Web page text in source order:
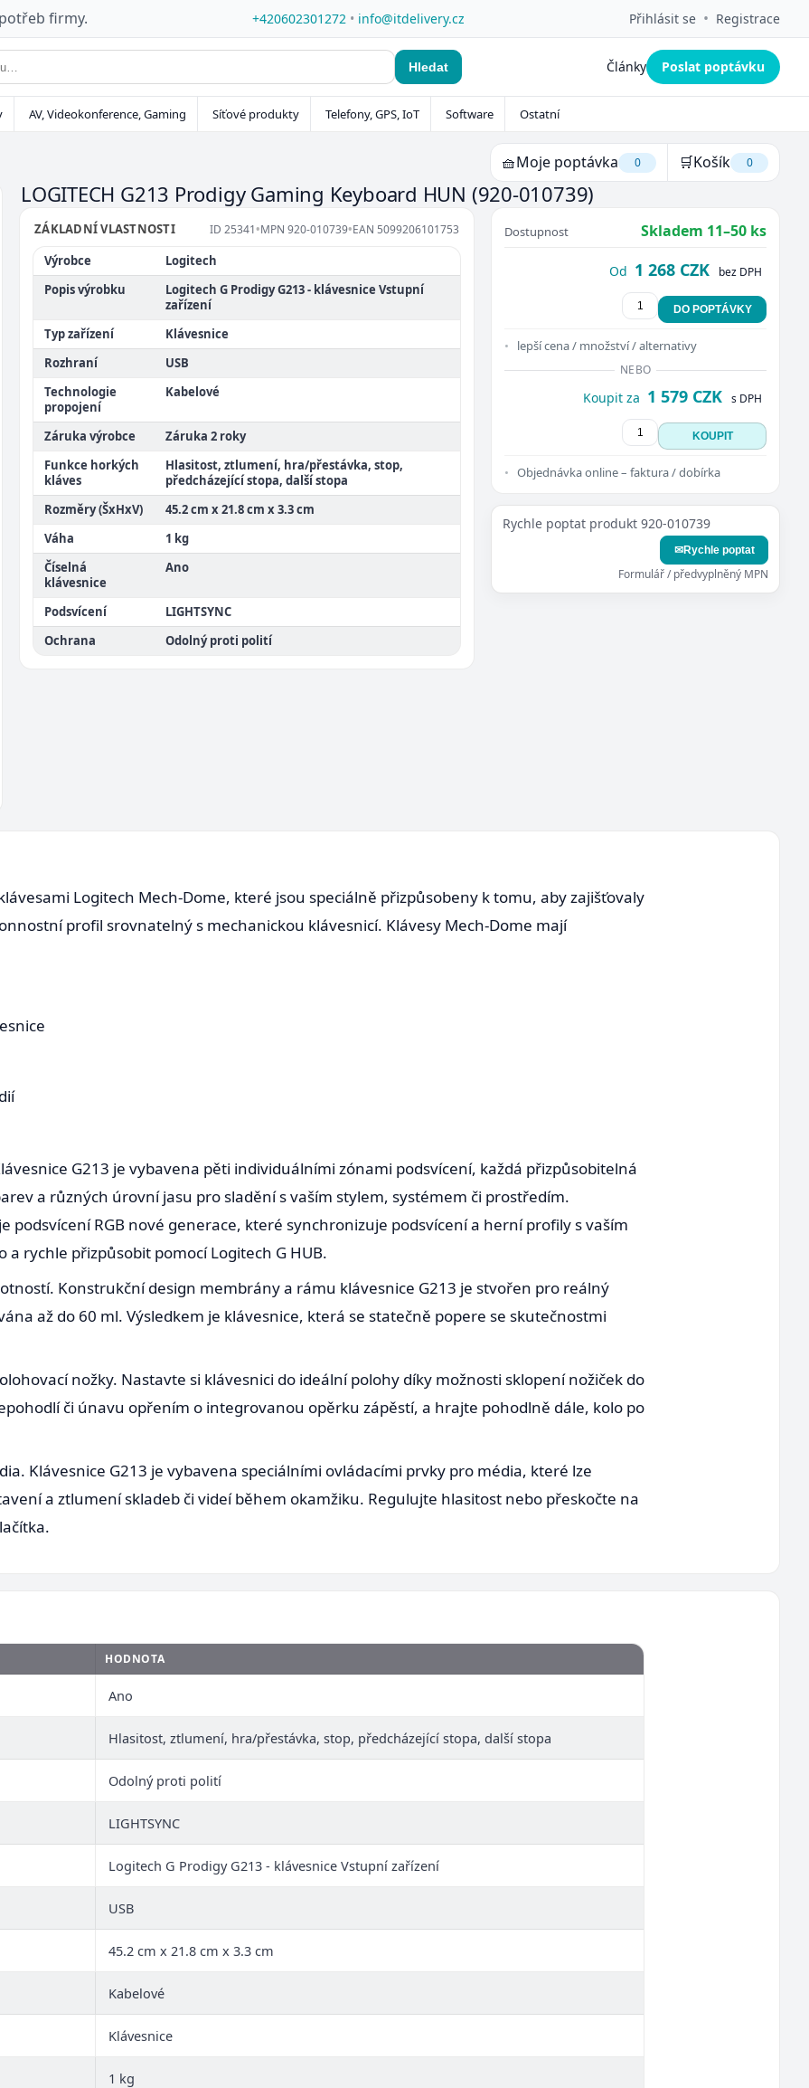
firmy. +420602301272 • info@itdelivery.cz Přihlásit se • Registrace
Hledat Články Poslat poptávku
AV, Videokonference, Gaming Síťové produkty Telefony, GPS, IoT Software Ostatní
🧺Moje poptávka 0 🛒Košík 0
LOGITECH G213 Prodigy Gaming Keyboard HUN (920-010739)
ZÁKLADNÍ VLASTNOSTI ID 25341•MPN 920-010739•EAN 5099206101753
Výrobce
Logitech
Popis výrobku
Logitech G Prodigy G213 - klávesnice Vstupní
zařízení
Typ zařízení
Klávesnice
Rozhraní
USB
Technologie
propojení
Kabelové
Záruka výrobce
Záruka 2 roky
Funkce horkých
kláves
Hlasitost, ztlumení, hra/přestávka, stop,
předcházející stopa, další stopa
Rozměry (ŠxHxV)
45.2 cm x 21.8 cm x 3.3 cm
Váha
1 kg
Číselná
klávesnice
Ano
Podsvícení
LIGHTSYNC
Ochrana
Odolný proti polití
Dostupnost Skladem 11–50 ks
Od 1 268 CZK bez DPH
DO POPTÁVKY
lepší cena / množství / alternativy
NEBO
Koupit za 1 579 CZK s DPH
KOUPIT
Objednávka online – faktura / dobírka
Rychle poptat produkt 920-010739
✉Rychle poptat
Formulář / předvyplněný MPN
Logitech Mech-Dome, které jsou speciálně přizpůsobeny k tomu, aby zajišťovaly
profil srovnatelný s mechanickou klávesnicí. Klávesy Mech-Dome mají
G213 je vybavena pěti individuálními zónami podsvícení, každá přizpůsobitelná
a různých úrovní jasu pro sladění s vaším stylem, systémem či prostředím.
podsvícení RGB nové generace, které synchronizuje podsvícení a herní profily s vaším
a rychle přizpůsobit pomocí Logitech G HUB.
Konstrukční design membrány a rámu klávesnice G213 je stvořen pro reálný
až do 60 ml. Výsledkem je klávesnice, která se statečně popere se skutečnostmi
nožky. Nastavte si klávesnici do ideální polohy díky možnosti sklopení nožiček do
či únavu opřením o integrovanou opěrku zápěstí, a hrajte pohodlně dále, kolo po
Klávesnice G213 je vybavena speciálními ovládacími prvky pro média, které lze
a ztlumení skladeb či videí během okamžiku. Regulujte hlasitost nebo přeskočte na
HODNOTA
Ano
Hlasitost, ztlumení, hra/přestávka, stop, předcházející stopa, další stopa
Odolný proti polití
LIGHTSYNC
Logitech G Prodigy G213 - klávesnice Vstupní zařízení
USB
45.2 cm x 21.8 cm x 3.3 cm
Kabelové
Klávesnice
1 kg